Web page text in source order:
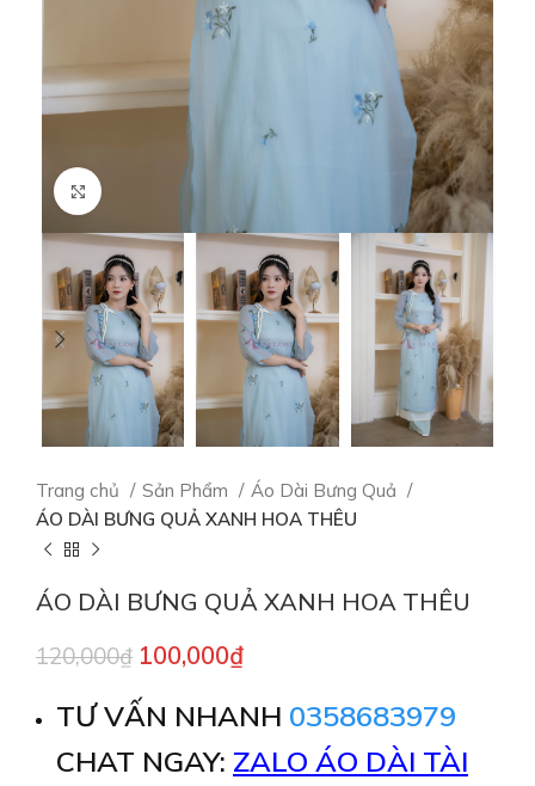
Click to enlarge
Trang chủ Sản Phẩm
Áo Dài Bưng Quả
ÁO DÀI BƯNG QUẢ XANH HOA THÊU
ÁO DÀI BƯNG QUẢ XANH HOA THÊU
120,000₫ 100,000₫
TƯ VẤN NHANH 0358683979
CHAT NGAY: ZALO ÁO DÀI TÀI